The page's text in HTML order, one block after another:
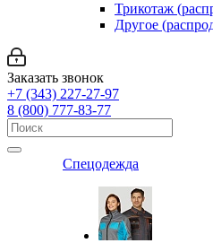
Трикотаж
Другое
Заказать звонок
+7 (343) 227-27-97
8 (800) 777-83-77
Спецодежда